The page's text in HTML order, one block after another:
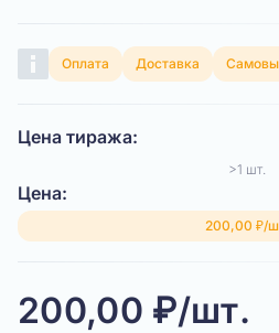
Оплата Доставка
Цена тиража:
>1 шт.
Цена:
200,00 ₽/
200,00 ₽/шт.